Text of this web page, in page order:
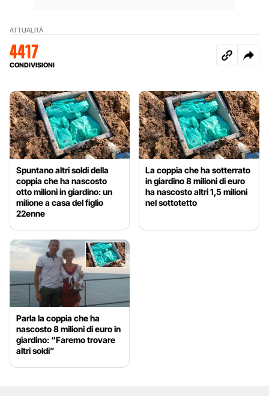
ATTUALITÀ
4417
CONDIVISIONI
Spuntano altri soldi della
coppia che ha nascosto
otto milioni in giardino: un
milione a casa del figlio
22enne
La coppia che ha sotterrato
in giardino 8 milioni di euro
ha nascosto altri 1,5 milioni
nel sottotetto
Parla la coppia che ha
nascosto 8 milioni di euro in
giardino: “Faremo trovare
altri soldi”